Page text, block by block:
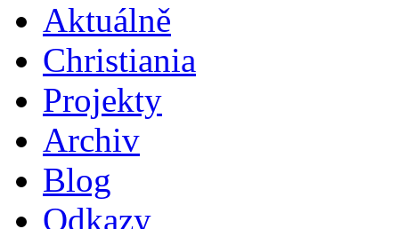
Aktuálně
Christiania
Projekty
Archiv
Blog
Odkazy